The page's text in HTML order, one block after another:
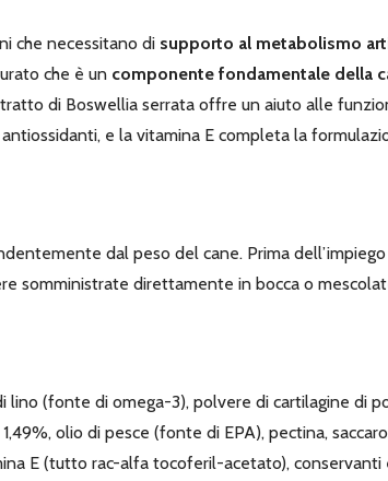
che necessitano di supporto al metabolismo
che è un componente fondamentale della
di Boswellia serrata offre un aiuto alle
e la vitamina E completa la
dal peso del cane. Prima
somministrate direttamente in bocca o
lino (fonte di omega-3), polvere di cartilagine di
olio di pesce (fonte di EPA), pectina,
E (tutto rac-alfa tocoferil-acetato), conservanti